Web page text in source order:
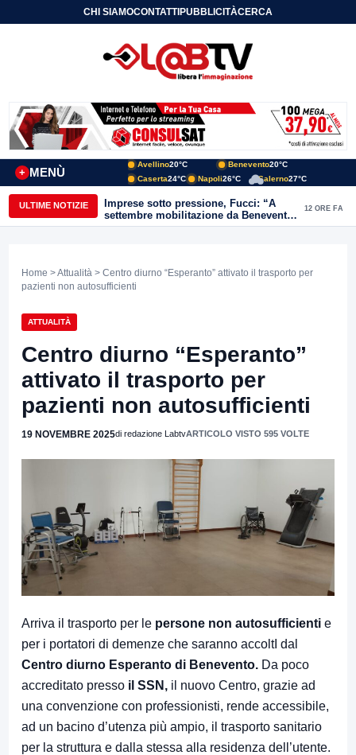
CHI SIAMOCONTATTIPUBBLICITÀCERCA
MENÙ
+
Avellino20°C Benevento20°C
Caserta24°C Napoli26°C Salerno27°C
ULTIME NOTIZIE
Imprese sotto pressione, Fucci: “A
settembre mobilitazione da Benevento
e Avellino”
12 ORE FA
Home >Attualità > Centro diurno “Esperanto” attivato il trasporto per
pazienti non autosufficienti
ATTUALITÀ
Centro diurno “Esperanto”
attivato il trasporto per
pazienti non autosufficienti
19 NOVEMBRE 2025di redazione LabtvARTICOLO VISTO 595 VOLTE
Arriva il trasporto per le persone non autosufficienti e
per i portatori di demenze che saranno accoltI dal
Centro diurno Esperanto di Benevento. Da poco
accreditato presso il SSN, il nuovo Centro, grazie ad
una convenzione con professionisti, rende accessibile,
ad un bacino d’utenza più ampio, il trasporto sanitario
per la struttura e dalla stessa alla residenza dell’utente.